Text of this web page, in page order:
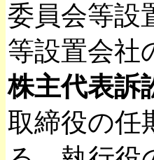
委員会等設
等設置会社
株主代表訴
取締役の任